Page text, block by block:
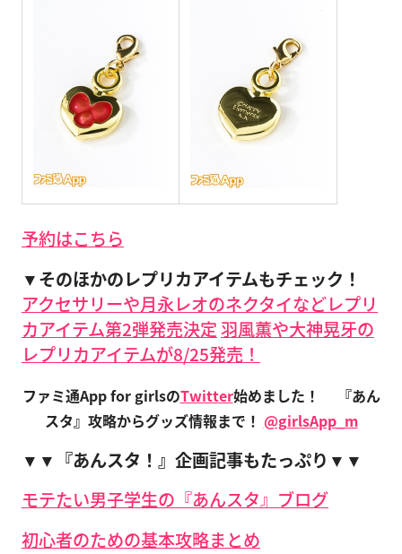
予約はこちら
▼そのほかのレプリカアイテムもチェック！
アクセサリーや月永レオのネクタイなどレプリ
カアイテム第2弾発売決定羽風薫や大神晃牙の
レプリカアイテムが8/25発売！
ファミ通App for girlsのTwitter始めました！
『あん
スタ』攻略からグッズ情報まで！ @girlsApp_m
▼▼『あんスタ！』企画記事もたっぷり▼▼
モテたい男子学生の『あんスタ』ブログ
初心者のための基本攻略まとめ